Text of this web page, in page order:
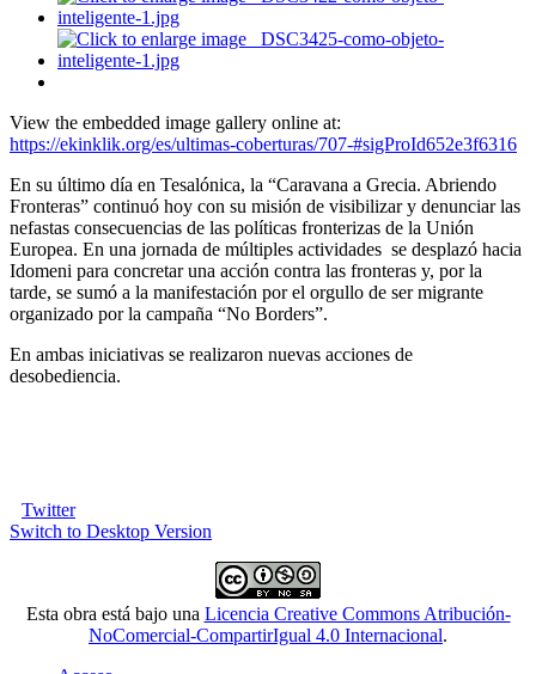
View the embedded image gallery online at:
https://ekinklik.org/es/ultimas-coberturas/707-#sigProId652e3f6316
En su último día en Tesalónica, la “Caravana a Grecia. Abriendo
Fronteras” continuó hoy con su misión de visibilizar y denunciar las
nefastas consecuencias de las políticas fronterizas de la Unión
Europea. En una jornada de múltiples actividades se desplazó hacia
Idomeni para concretar una acción contra las fronteras y, por la
tarde, se sumó a la manifestación por el orgullo de ser migrante
organizado por la campaña “No Borders”.
En ambas iniciativas se realizaron nuevas acciones de
desobediencia.
Twitter
Switch to Desktop Version
Esta obra está bajo una Licencia Creative Commons Atribución-
NoComercial-CompartirIgual 4.0 Internacional.